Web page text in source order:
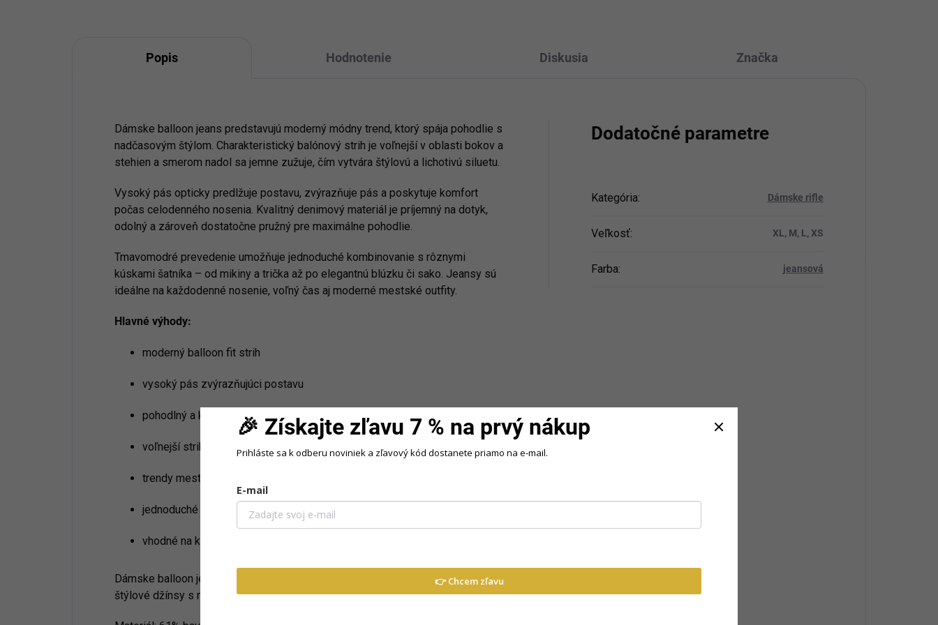
Popis Hodnotenie Diskusia Značka
Dámske balloon jeans predstavujú moderný módny trend, ktorý spája pohodlie s
nadčasovým štýlom. Charakteristický balónový strih je voľnejší v oblasti bokov a
stehien a smerom nadol sa jemne zužuje, čím vytvára štýlovú a lichotivú siluetu.
Vysoký pás opticky predlžuje postavu, zvýrazňuje pás a poskytuje komfort
počas celodenného nosenia. Kvalitný denimový materiál je príjemný na dotyk,
odolný a zároveň dostatočne pružný pre maximálne pohodlie.
Tmavomodré prevedenie umožňuje jednoduché kombinovanie s rôznymi
kúskami šatníka – od mikiny a trička až po elegantnú blúzku či sako. Jeansy sú
ideálne na každodenné nosenie, voľný čas aj moderné mestské outfity.
Hlavné výhody:
moderný balloon fit strih
vysoký pás zvýrazňujúci postavu
pohodlný a kvalitný denimový materiál
voľnejší strih pre maximálne pohodlie
trendy mestský štýl
jednoduché kombinovanie s outfitmi
vhodné na každodenné nosenie
Dámske balloon jeans sú ideálnou voľbou pre ženy, ktoré hľadajú pohodlné a
štýlové džínsy s moderným vzhľadom.
Dodatočné parametre
Kategória: Dámske rifle
Veľkosť: XL, M, L, XS
Farba: jeansová
🎉 Získajte zľavu 7 % na prvý nákup
Prihláste sa k odberu noviniek a zľavový kód dostanete priamo na e-mail.
E-mail
👉 Chcem zľavu